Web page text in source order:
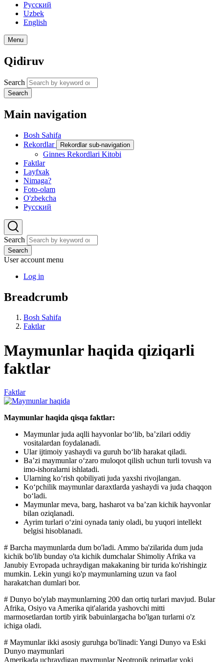
Русский
Uzbek
English
Menu
Qidiruv
Search
Search
Main navigation
Bosh Sahifa
Rekordlar
Rekordlar sub-navigation
Ginnes Rekordlari Kitobi
Faktlar
Layfxak
Nimaga?
Foto-olam
O'zbekcha
Русский
Search
Search
User account menu
Log in
Breadcrumb
Bosh Sahifa
Faktlar
Maymunlar haqida qiziqarli
faktlar
Faktlar
Maymunlar haqida qisqa faktlar:
Maymunlar juda aqlli hayvonlar bo‘lib, ba’zilari oddiy
vositalardan foydalanadi.
Ular ijtimoiy yashaydi va guruh bo‘lib harakat qiladi.
Ba’zi maymunlar o‘zaro muloqot qilish uchun turli tovush va
imo-ishoralarni ishlatadi.
Ularning ko‘rish qobiliyati juda yaxshi rivojlangan.
Ko‘pchilik maymunlar daraxtlarda yashaydi va juda chaqqon
bo‘ladi.
Maymunlar meva, barg, hasharot va ba’zan kichik hayvonlar
bilan oziqlanadi.
Ayrim turlari o‘zini oynada taniy oladi, bu yuqori intellekt
belgisi hisoblanadi.
# Barcha maymunlarda dum bo'ladi. Ammo ba'zilarida dum juda
kichik bo'lib bunday o'ta kichik dumchalar Shimoliy Afrika va
Janubiy Evropada uchraydigan makakaning bir turida ko'rishingiz
mumkin. Lekin yungi ko'p maymunlarning uzun va faol
harakatchan dumlari bor.
# Dunyo bo'ylab maymunlarning 200 dan ortiq turlari mavjud. Bular
Afrika, Osiyo va Amerika qit'alarida yashovchi mitti
marmosetlardan tortib yirik babuinlargacha bo'lgan turlarni o'z
ichiga oladi.
# Maymunlar ikki asosiy guruhga bo'linadi: Yangi Dunyo va Eski
Dunyo maymunlari
Amerikada uchraydigan maymunlar Neotropik primatlar yoki